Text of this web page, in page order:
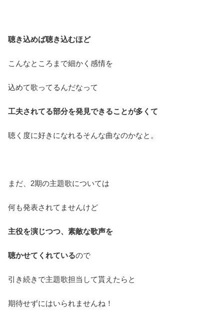
聴き込めば聴き込むほど
こんなところまで細かく感情を
込めて歌ってるんだなって
工夫されてる部分を発見できることが多くて
聴く度に好きになれるそんな曲なのかなと。
まだ、2期の主題歌については
何も発表されてませんけど
主役を演じつつ、素敵な歌声を
聴かせてくれているので
引き続きで主題歌担当して貰えたらと
期待せずにはいられませんね！